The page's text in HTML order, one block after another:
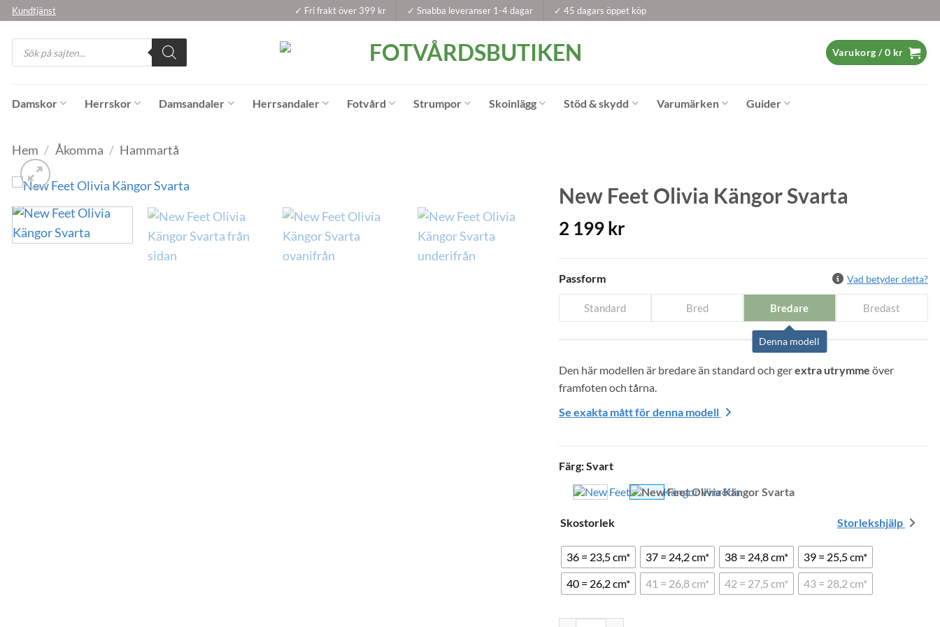
Skip
content
Kundtjänst ✓ Fri frakt över 399 kr ✓ Snabba leveranser 1-4 dagar ✓ 45 dagars öppet köp
Products
search
Varukorg /0 kr
Damskor Herrskor Damsandaler Herrsandaler Fotvård Strumpor Skoinlägg Stöd & skydd Varumärken Guider
Hem / Åkomma / Hammartå
New Feet Olivia Kängor Svarta
2 199kr
Passform Vad betyder detta?
Standard Bred Bredare
Denna modell
Bredast
Den här modellen är bredare än standard och ger extra utrymme över
framfoten och tårna.
Se exakta mått för denna modell
Färg:Svart
Skostorlek Storlekshjälp
36 = 23,5 cm* 37 = 24,2 cm* 38 = 24,8 cm*
39 = 25,5 cm*
40 = 26,2 cm*
41 = 26,8 cm* 42 = 27,5 cm* 43 = 28,2 cm*
Ditt